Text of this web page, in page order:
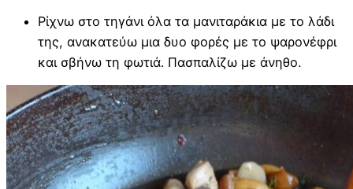
Ρίχνω στο τηγάνι όλα τα μανιταράκια με το λάδι
της, ανακατεύω μια δυο φορές με το ψαρονέφρι
και σβήνω τη φωτιά. Πασπαλίζω με άνηθο.